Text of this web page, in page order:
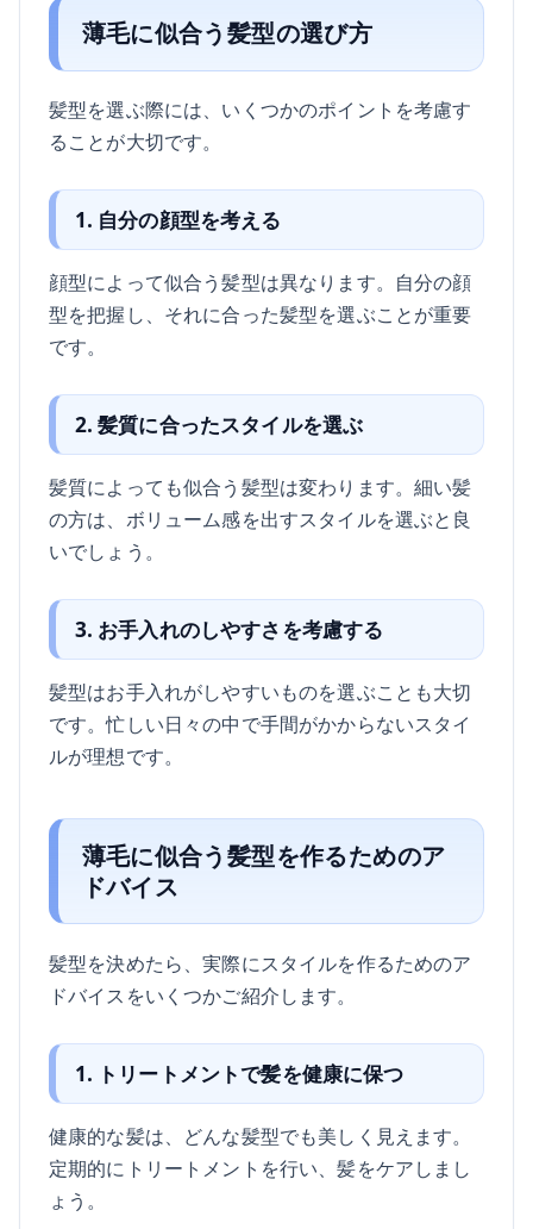
薄毛に似合う髪型の選び方
髪型を選ぶ際には、いくつかのポイントを考慮す
ることが大切です。
1. 自分の顔型を考える
顔型によって似合う髪型は異なります。自分の顔
型を把握し、それに合った髪型を選ぶことが重要
です。
2. 髪質に合ったスタイルを選ぶ
髪質によっても似合う髪型は変わります。細い髪
の方は、ボリューム感を出すスタイルを選ぶと良
いでしょう。
3. お手入れのしやすさを考慮する
髪型はお手入れがしやすいものを選ぶことも大切
です。忙しい日々の中で手間がかからないスタイ
ルが理想です。
薄毛に似合う髪型を作るためのア
ドバイス
髪型を決めたら、実際にスタイルを作るためのア
ドバイスをいくつかご紹介します。
1. トリートメントで髪を健康に保つ
健康的な髪は、どんな髪型でも美しく見えます。
定期的にトリートメントを行い、髪をケアしまし
ょう。